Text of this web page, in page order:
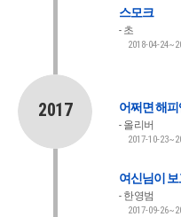
스모크
초
2018-04-
2017 어쩌면 해
올리버
2017-10-
여신님이 보
한영범
2017-09-